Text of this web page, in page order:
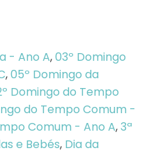
- Ano A,03º Domingo
,05º Domingo da
Domingo do Tempo
do Tempo Comum -
Comum - Ano A,3ª
e Bebés, Dia da